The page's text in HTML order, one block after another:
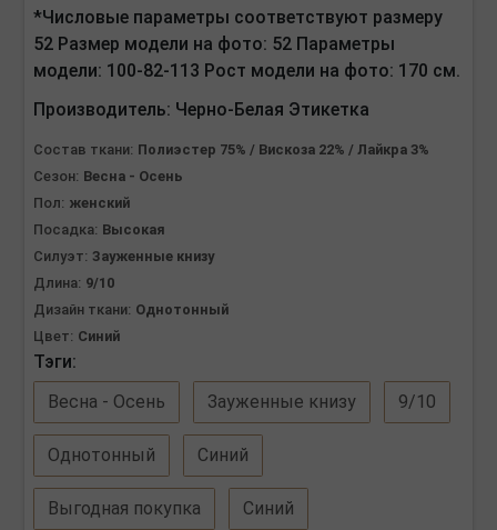
*Числовые параметры соответствуют размеру
52 Размер модели на фото: 52 Параметры
модели: 100-82-113 Рост модели на фото: 170 см.
Производитель: Черно-Белая Этикетка
Состав ткани: Полиэстер 75% / Вискоза 22% / Лайкра 3%
Сезон: Весна - Осень
Пол: женский
Посадка: Высокая
Силуэт: Зауженные книзу
Длина: 9/10
Дизайн ткани: Однотонный
Цвет: Синий
Тэги:
Весна - Осень
Зауженные книзу 9/10
Однотонный Синий
Выгодная покупка Синий